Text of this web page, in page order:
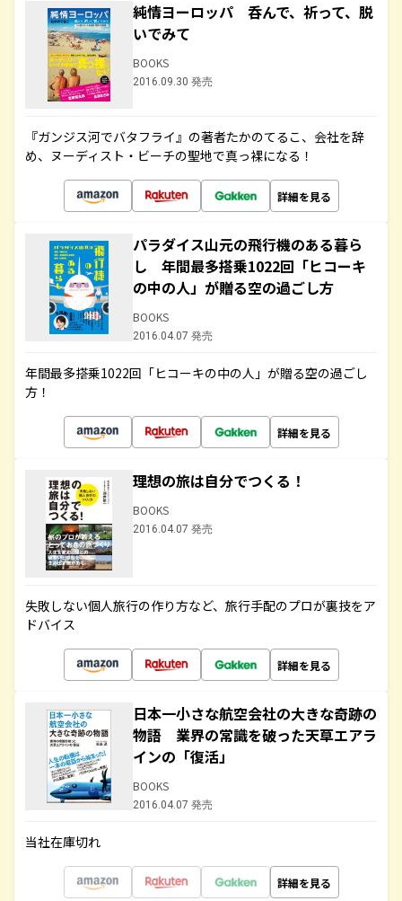
純情ヨーロッパ 呑んで、祈って、脱
いでみて
BOOKS
2016.09.30 発売
『ガンジス河でバタフライ』の著者たかのてるこ、会社を辞
め、ヌーディスト・ビーチの聖地で真っ裸になる！
詳細を見る
パラダイス山元の飛行機のある暮ら
し 年間最多搭乗1022回「ヒコーキ
の中の人」が贈る空の過ごし方
BOOKS
2016.04.07 発売
年間最多搭乗1022回「ヒコーキの中の人」が贈る空の過ごし
方！
詳細を見る
理想の旅は自分でつくる！
BOOKS
2016.04.07 発売
失敗しない個人旅行の作り方など、旅行手配のプロが裏技をア
ドバイス
詳細を見る
日本一小さな航空会社の大きな奇跡の
物語 業界の常識を破った天草エアラ
インの「復活」
BOOKS
2016.04.07 発売
当社在庫切れ
詳細を見る